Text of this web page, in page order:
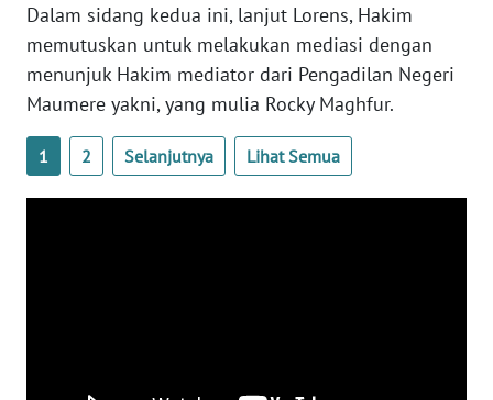
Dalam sidang kedua ini, lanjut Lorens, Hakim
memutuskan untuk melakukan mediasi dengan
menunjuk Hakim mediator dari Pengadilan Negeri
Maumere yakni, yang mulia Rocky Maghfur.
1 2 Selanjutnya Lihat Semua
WN
SUMBAR
WN